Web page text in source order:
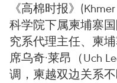
《高棉时报》
科学院下属柬埔寨
究系代理主任、柬
席乌奇·莱昂（Uch
调，柬越双边关系